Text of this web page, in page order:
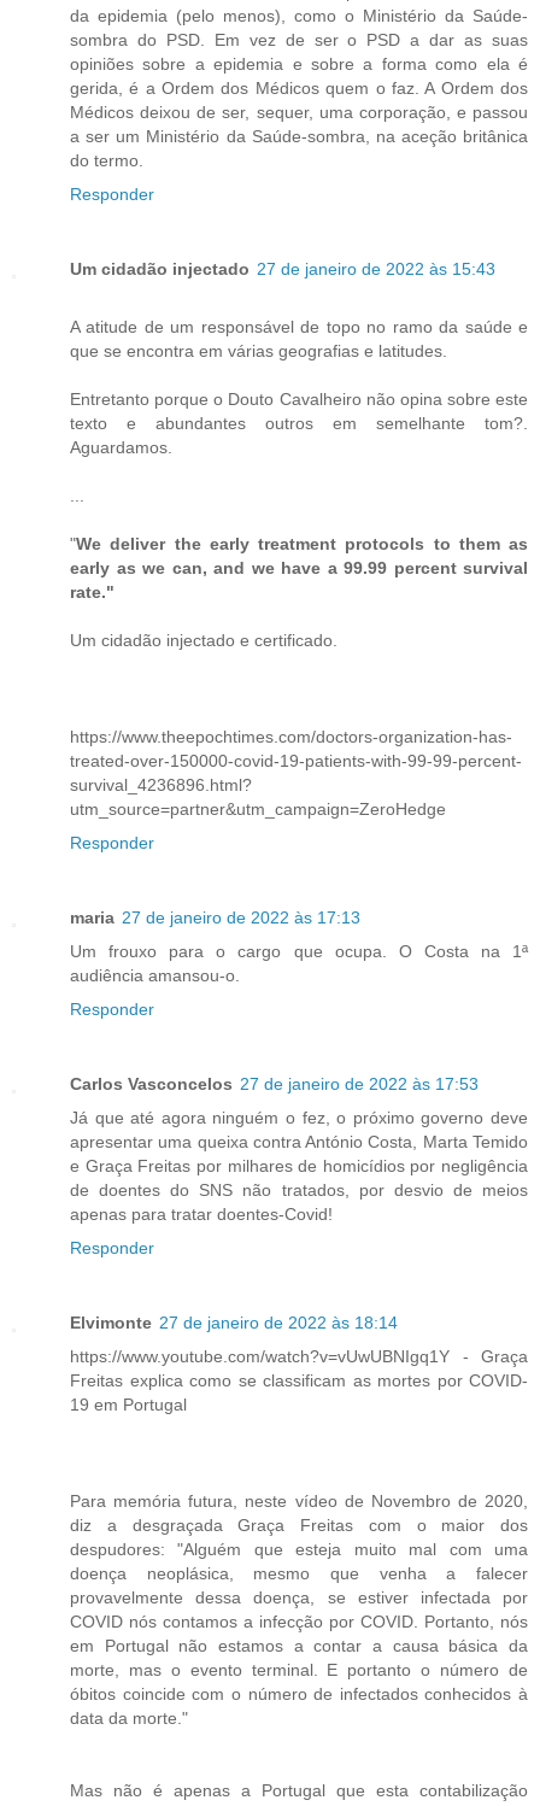
da epidemia (pelo menos), como o Ministério da Saúde-
sombra do PSD. Em vez de ser o PSD a dar as suas
opiniões sobre a epidemia e sobre a forma como ela é
gerida, é a Ordem dos Médicos quem o faz. A Ordem dos
Médicos deixou de ser, sequer, uma corporação, e passou
a ser um Ministério da Saúde-sombra, na aceção britânica
do termo.
Responder
Um cidadão injectado 27 de janeiro de 2022 às 15:43
A atitude de um responsável de topo no ramo da saúde e
que se encontra em várias geografias e latitudes.
Entretanto porque o Douto Cavalheiro não opina sobre este
texto e abundantes outros em semelhante tom?.
Aguardamos.
"We deliver the early treatment protocols to them as
early as we can, and we have a 99.99 percent survival
rate."
Um cidadão injectado e certificado.
https://www.theepochtimes.com/doctors-organization-has-
treated-over-150000-covid-19-patients-with-99-99-percent-
survival_4236896.html?
utm_source=partner&utm_campaign=ZeroHedge
Responder
maria 27 de janeiro de 2022 às 17:13
Um frouxo para o cargo que ocupa. O Costa na 1ª
audiência amansou-o.
Responder
Carlos Vasconcelos 27 de janeiro de 2022 às 17:53
Já que até agora ninguém o fez, o próximo governo deve
apresentar uma queixa contra António Costa, Marta Temido
e Graça Freitas por milhares de homicídios por negligência
de doentes do SNS não tratados, por desvio de meios
apenas para tratar doentes-Covid!
Responder
Elvimonte 27 de janeiro de 2022 às 18:14
https://www.youtube.com/watch?v=vUwUBNIgq1Y - Graça
Freitas explica como se classificam as mortes por COVID-
19 em Portugal
Para memória futura, neste vídeo de Novembro de 2020,
diz a desgraçada Graça Freitas com o maior dos
despudores: "Alguém que esteja muito mal com uma
doença neoplásica, mesmo que venha a falecer
provavelmente dessa doença, se estiver infectada por
COVID nós contamos a infecção por COVID. Portanto, nós
em Portugal não estamos a contar a causa básica da
morte, mas o evento terminal. E portanto o número de
óbitos coincide com o número de infectados conhecidos à
data da morte."
Mas não é apenas a Portugal que esta contabilização